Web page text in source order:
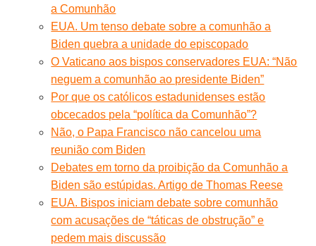
a Comunhão
EUA. Um tenso debate sobre a comunhão a
Biden quebra a unidade do episcopado
O Vaticano aos bispos conservadores EUA: “Não
neguem a comunhão ao presidente Biden”
Por que os católicos estadunidenses estão
obcecados pela “política da Comunhão”?
Não, o Papa Francisco não cancelou uma
reunião com Biden
Debates em torno da proibição da Comunhão a
Biden são estúpidas. Artigo de Thomas Reese
EUA. Bispos iniciam debate sobre comunhão
com acusações de “táticas de obstrução” e
pedem mais discussão